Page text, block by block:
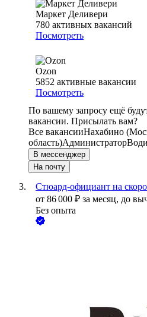
Маркет Деливери
780 активных вакансий
Посмотреть
Ozon
5852 активные вакансии
Посмотреть
По вашему запросу ещё
вакансии. Присылать вам?
Все вакансииНахабино
область)Администратор
В мессенджер
На почту
Стюард-официант на
от 86 000 ₽ за месяц, до
Без опыта